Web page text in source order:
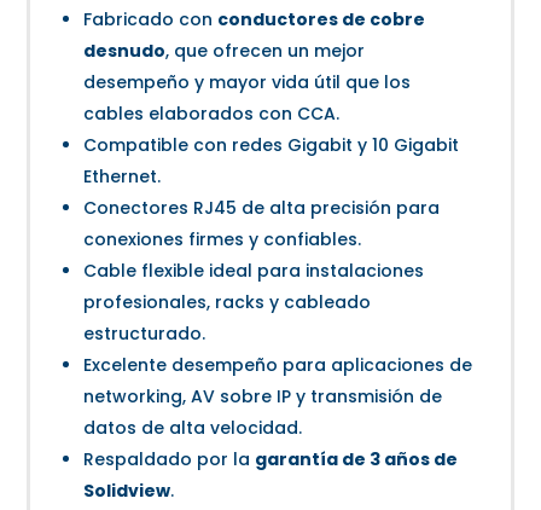
Fabricado con conductores de cobre
desnudo, que ofrecen un mejor
desempeño y mayor vida útil que los
cables elaborados con CCA.
Compatible con redes Gigabit y 10 Gigabit
Ethernet.
Conectores RJ45 de alta precisión para
conexiones firmes y confiables.
Cable flexible ideal para instalaciones
profesionales, racks y cableado
estructurado.
Excelente desempeño para aplicaciones de
networking, AV sobre IP y transmisión de
datos de alta velocidad.
Respaldado por la garantía de 3 años de
Solidview.